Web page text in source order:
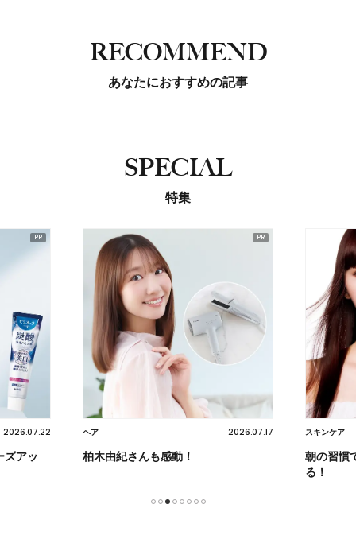
RECOMMEND
あなたにおすすめの記事
SPECIAL
特集
2026.07.22
ズアッ
ヘア 2026.07.17
柏木由紀さんも感動！
スキンケア
朝の習慣
る！